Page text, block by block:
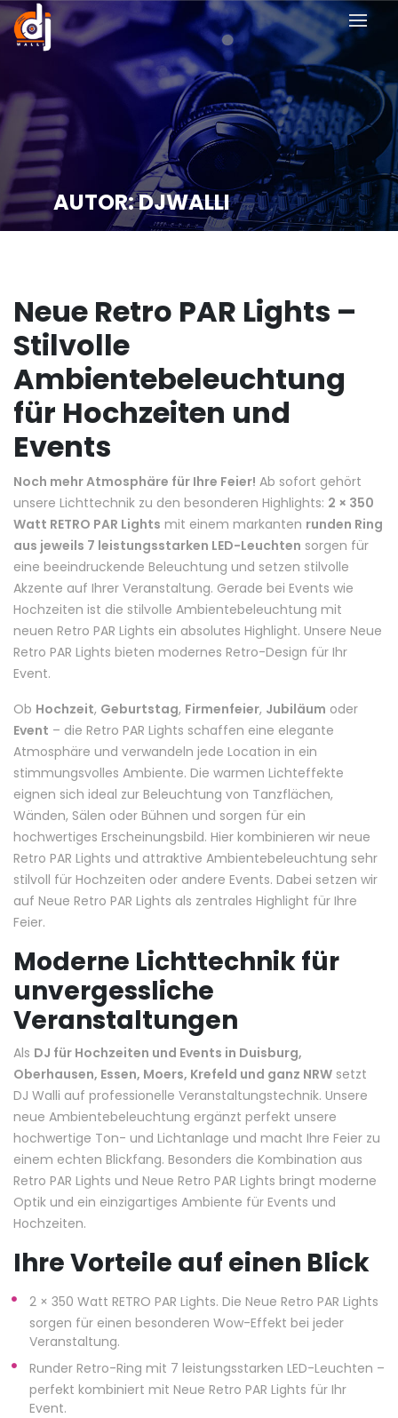
AUTOR:DJWALLI
Neue Retro PAR Lights –
Stilvolle
Ambientebeleuchtung
für Hochzeiten und
Events
Noch mehr Atmosphäre für Ihre Feier! Ab sofort gehört
unsere Lichttechnik zu den besonderen Highlights: 2 × 350
Watt RETRO PAR Lights mit einem markanten runden Ring
aus jeweils 7 leistungsstarken LED-Leuchten sorgen für
eine beeindruckende Beleuchtung und setzen stilvolle
Akzente auf Ihrer Veranstaltung. Gerade bei Events wie
Hochzeiten ist die stilvolle Ambientebeleuchtung mit
neuen Retro PAR Lights ein absolutes Highlight. Unsere Neue
Retro PAR Lights bieten modernes Retro-Design für Ihr
Event.
Ob Hochzeit, Geburtstag, Firmenfeier, Jubiläum oder
Event – die Retro PAR Lights schaffen eine elegante
Atmosphäre und verwandeln jede Location in ein
stimmungsvolles Ambiente. Die warmen Lichteffekte
eignen sich ideal zur Beleuchtung von Tanzflächen,
Wänden, Sälen oder Bühnen und sorgen für ein
hochwertiges Erscheinungsbild. Hier kombinieren wir neue
Retro PAR Lights und attraktive Ambientebeleuchtung sehr
stilvoll für Hochzeiten oder andere Events. Dabei setzen wir
auf Neue Retro PAR Lights als zentrales Highlight für Ihre
Feier.
Moderne Lichttechnik für
unvergessliche
Veranstaltungen
Als DJ für Hochzeiten und Events in Duisburg,
Oberhausen, Essen, Moers, Krefeld und ganz NRW setzt
DJ Walli auf professionelle Veranstaltungstechnik. Unsere
neue Ambientebeleuchtung ergänzt perfekt unsere
hochwertige Ton- und Lichtanlage und macht Ihre Feier zu
einem echten Blickfang. Besonders die Kombination aus
Retro PAR Lights und Neue Retro PAR Lights bringt moderne
Optik und ein einzigartiges Ambiente für Events und
Hochzeiten.
Ihre Vorteile auf einen Blick
2 × 350 Watt RETRO PAR Lights. Die Neue Retro PAR Lights
sorgen für einen besonderen Wow-Effekt bei jeder
Veranstaltung.
Runder Retro-Ring mit 7 leistungsstarken LED-Leuchten –
perfekt kombiniert mit Neue Retro PAR Lights für Ihr
Event.